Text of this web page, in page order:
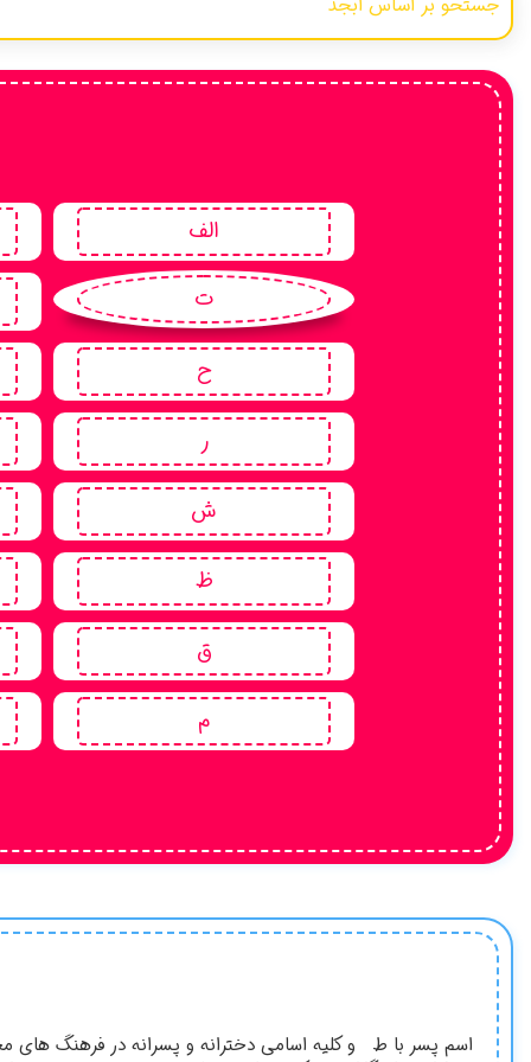
سانسکریت
یونانی
فرانسوی
مغولی
زرتشتی
بلوچی
الف
ت
ح
ر
ش
ظ
ق
م
اسم پسر با ط و کلیه اسامی دخترانه و پسرانه در فرهنگ های